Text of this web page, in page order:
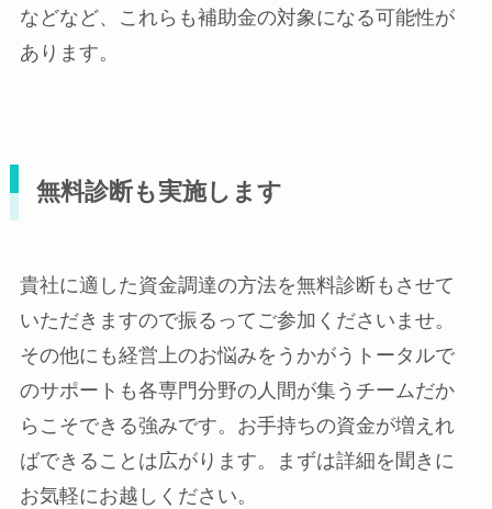
などなど、これらも補助金の対象になる可能性が
あります。
無料診断も実施します
貴社に適した資金調達の方法を無料診断もさせて
いただきますので振るってご参加くださいませ。
その他にも経営上のお悩みをうかがうトータルで
のサポートも各専門分野の人間が集うチームだか
らこそできる強みです。お手持ちの資金が増えれ
ばできることは広がります。まずは詳細を聞きに
お気軽にお越しください。